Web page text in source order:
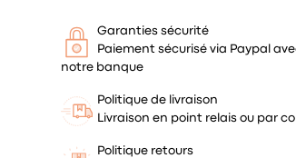
Garanties sécurité
Paiement sécurisé via Paypal
notre banque
Politique de livraison
Livraison en point relais ou par
Politique retours